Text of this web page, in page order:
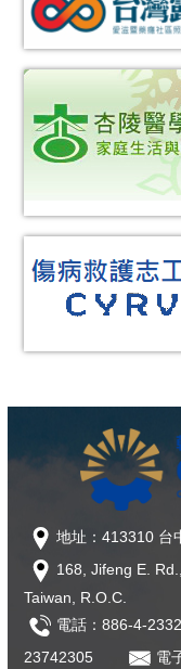
地址：413310 台
168, Jifeng E.
Taiwan, R.O.C.
電話：886-4-
23742305
電